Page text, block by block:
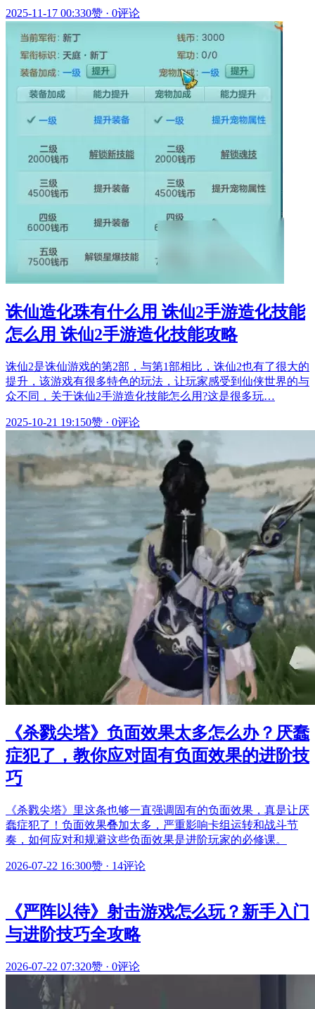
2025-11-17 00:330赞 · 0评论
诛仙造化珠有什么用 诛仙2手游造化技能
怎么用 诛仙2手游造化技能攻略
诛仙2是诛仙游戏的第2部，与第1部相比，诛仙2也有了很大的
提升，该游戏有很多特色的玩法，让玩家感受到仙侠世界的与
众不同，关于诛仙2手游造化技能怎么用?这是很多玩…
2025-10-21 19:150赞 · 0评论
《杀戮尖塔》负面效果太多怎么办？厌蠢
症犯了，教你应对固有负面效果的进阶技
巧
《杀戮尖塔》里这条也够一直强调固有的负面效果，真是让厌
蠢症犯了！负面效果叠加太多，严重影响卡组运转和战斗节
奏，如何应对和规避这些负面效果是进阶玩家的必修课。
2026-07-22 16:300赞 · 14评论
《严阵以待》射击游戏怎么玩？新手入门
与进阶技巧全攻略
2026-07-22 07:320赞 · 0评论